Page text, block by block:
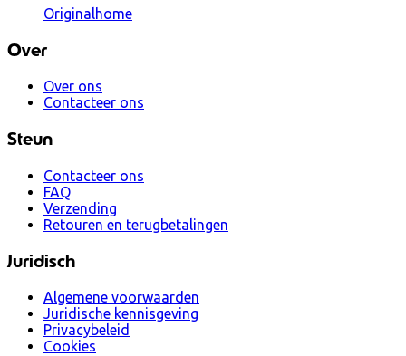
Originalhome
Over
Over ons
Contacteer ons
Steun
Contacteer ons
FAQ
Verzending
Retouren en terugbetalingen
Juridisch
Algemene voorwaarden
Juridische kennisgeving
Privacybeleid
Cookies